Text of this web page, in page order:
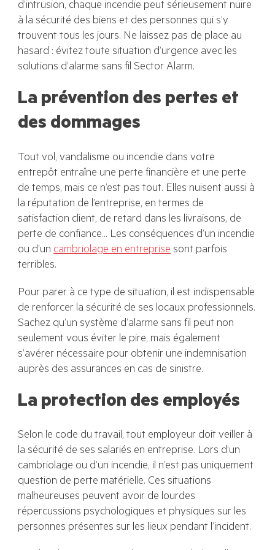
d’intrusion, chaque incendie peut sérieusement nuire
à la sécurité des biens et des personnes qui s’y
trouvent tous les jours. Ne laissez pas de place au
hasard : évitez toute situation d’urgence avec les
solutions d’alarme sans fil Sector Alarm.
La prévention des pertes et
des dommages
Tout vol, vandalisme ou incendie dans votre
entrepôt entraîne une perte financière et une perte
de temps, mais ce n’est pas tout. Elles nuisent aussi à
la réputation de l’entreprise, en termes de
satisfaction client, de retard dans les livraisons, de
perte de confiance… Les conséquences d’un incendie
ou d’un cambriolage en entreprise sont parfois
terribles.
Pour parer à ce type de situation, il est indispensable
de renforcer la sécurité de ses locaux professionnels.
Sachez qu’un système d’alarme sans fil peut non
seulement vous éviter le pire, mais également
s’avérer nécessaire pour obtenir une indemnisation
auprès des assurances en cas de sinistre.
La protection des employés
Selon le code du travail, tout employeur doit veiller à
la sécurité de ses salariés en entreprise. Lors d’un
cambriolage ou d’un incendie, il n’est pas uniquement
question de perte matérielle. Ces situations
malheureuses peuvent avoir de lourdes
répercussions psychologiques et physiques sur les
personnes présentes sur les lieux pendant l’incident.